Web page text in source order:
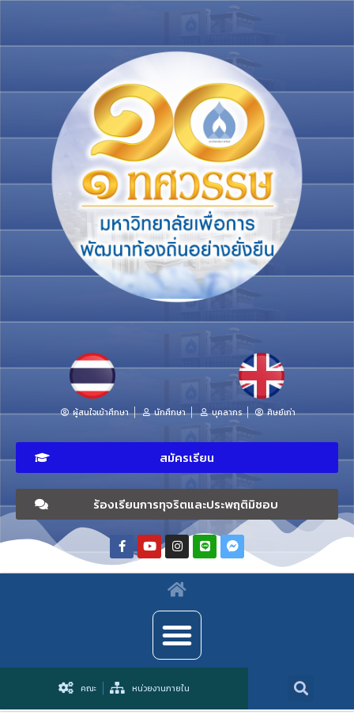
ผู้สนใจเข้าศึกษา นักศึกษา บุคลากร ศิษย์เก่า
สมัครเรียน
ร้องเรียนการทุจริตและประพฤติมิชอบ
คณะ หน่วยงานภายใน